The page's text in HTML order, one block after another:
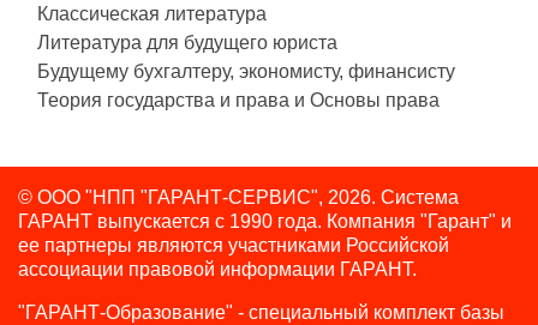
Классическая литература
Литература для будущего юриста
Будущему бухгалтеру, экономисту, финансисту
Теория государства и права и Основы права
© ООО "НПП "ГАРАНТ-СЕРВИС", 2026. Система
ГАРАНТ выпускается с 1990 года. Компания "Гарант" и
ее партнеры являются участниками Российской
ассоциации правовой информации ГАРАНТ.
"ГАРАНТ-Образование" - специальный комплект базы